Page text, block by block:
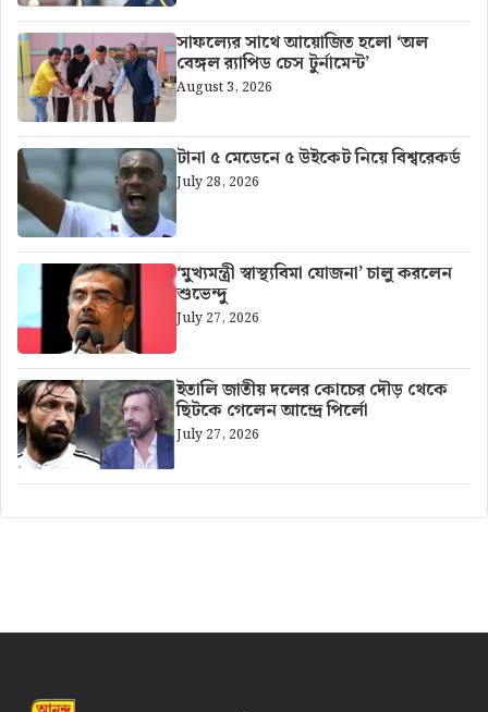
সাফল্যের সাথে আয়োজিত হলো ‘অল
বেঙ্গল র‍্যাপিড চেস টুর্নামেন্ট’
August 3, 2026
টানা ৫ মেডেনে ৫ উইকেট নিয়ে বিশ্বরেকর্ড
July 28, 2026
‘মুখ্যমন্ত্রী স্বাস্থ্যবিমা যোজনা’ চালু করলেন
শুভেন্দু
July 27, 2026
ইতালি জাতীয় দলের কোচের দৌড় থেকে
ছিটকে গেলেন আন্দ্রে পির্লো
July 27, 2026